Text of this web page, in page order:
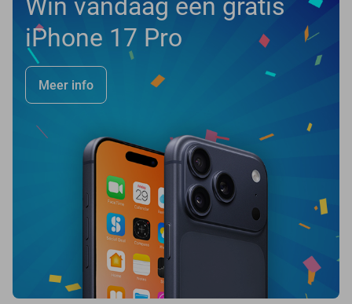
Win vandaag een gratis
iPhone 17 Pro
Meer info